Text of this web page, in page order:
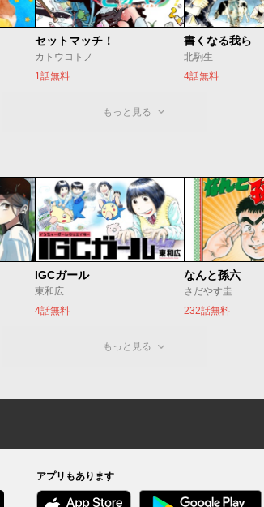
セットマッチ！
カトウコトノ
1話無料
書くなる我ら
北駒生
4話無料
もっと見る
IGCガール
東和広
4話無料
なんと孫六
さだやす圭
232話無料
もっと見る
アプリもあります